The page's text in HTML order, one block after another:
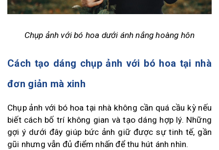
Chụp ảnh với bó hoa dưới ánh nắng hoàng hôn
Cách tạo dáng chụp ảnh với bó hoa tại nhà
đơn giản mà xinh
Chụp ảnh với bó hoa tại nhà không cần quá cầu kỳ nếu
biết cách bố trí không gian và tạo dáng hợp lý. Những
gợi ý dưới đây giúp bức ảnh giữ được sự tinh tế, gần
gũi nhưng vẫn đủ điểm nhấn để thu hút ánh nhìn.